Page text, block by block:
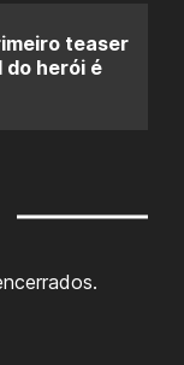
teaser
do herói é